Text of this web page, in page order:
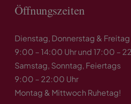
Öffnungszeiten
Dienstag, Donnerstag & Freitag
9:00 – 14:00 Uhr und 17:00 –
Samstag, Sonntag, Feiertags
9:00 – 22:00 Uhr
Montag & Mittwoch Ruhetag!